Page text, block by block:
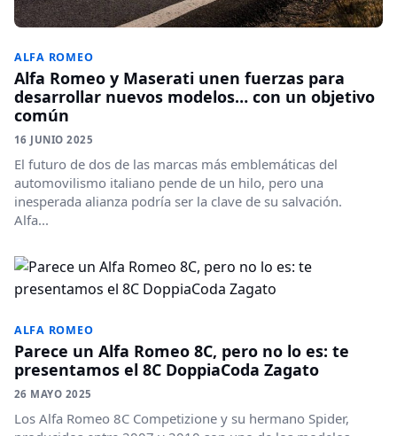
ALFA ROMEO
Alfa Romeo y Maserati unen fuerzas para
desarrollar nuevos modelos… con un objetivo
común
16 JUNIO 2025
El futuro de dos de las marcas más emblemáticas del
automovilismo italiano pende de un hilo, pero una
inesperada alianza podría ser la clave de su salvación.
Alfa...
ALFA ROMEO
Parece un Alfa Romeo 8C, pero no lo es: te
presentamos el 8C DoppiaCoda Zagato
26 MAYO 2025
Los Alfa Romeo 8C Competizione y su hermano Spider,